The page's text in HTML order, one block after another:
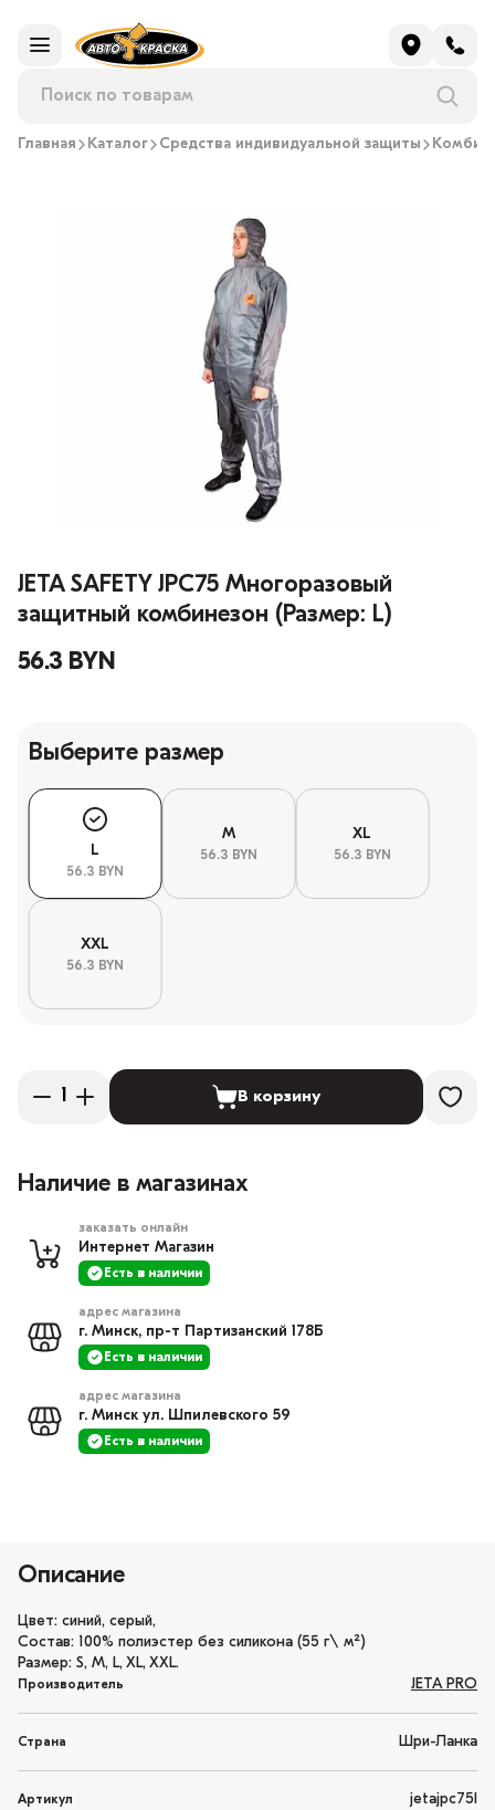
Главная Каталог Средства индивидуальной защиты
JETA SAFETY JPC75 Многоразовый
защитный комбинезон (Размер: L)
56.3 BYN
Выберите размер
L
56.3 BYN
M
56.3 BYN
XL
56.3 BYN
XXL
56.3 BYN
В корзину
Наличие в магазинах
заказать онлайн
Интернет Магазин
Есть в наличии
адрес магазина
г. Минск, пр-т Партизанский 178Б
Есть в наличии
адрес магазина
г. Минск ул. Шпилевского 59
Есть в наличии
Описание
Цвет: синий, серый,
Состав: 100% полиэстер без силикона (55 г\ м²)
Размер: S, М, L, XL, XXL.
Производитель JETA PRO
Страна Шри-Ланка
Артикул jetajpc75l